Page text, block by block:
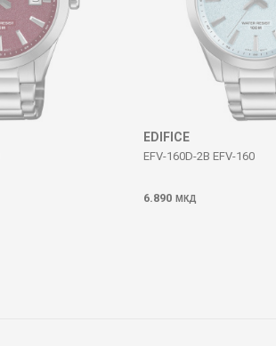
EDIFICE
EFV-160D-2B EFV-160
6.890 МКД